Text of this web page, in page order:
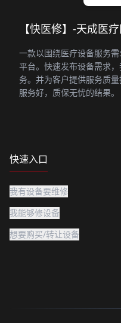
【快医修】-天成医
一款以围绕医疗设备服务
平台。快速发布设备需求
务。并为客户提供服务质
服务好，质保无忧的结果。
快速入口
我有设备要维修
我能够修设备
想要购买/转让设备